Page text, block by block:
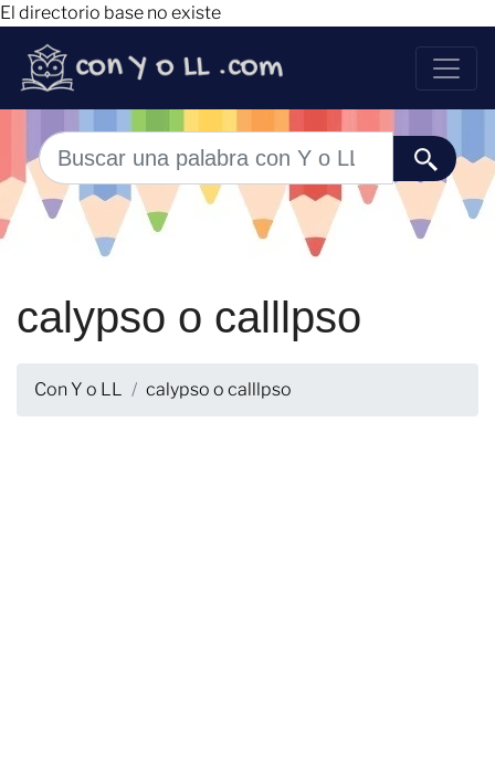
El directorio base no existe
calypso o calllpso
Con Y o LL calypso o calllpso